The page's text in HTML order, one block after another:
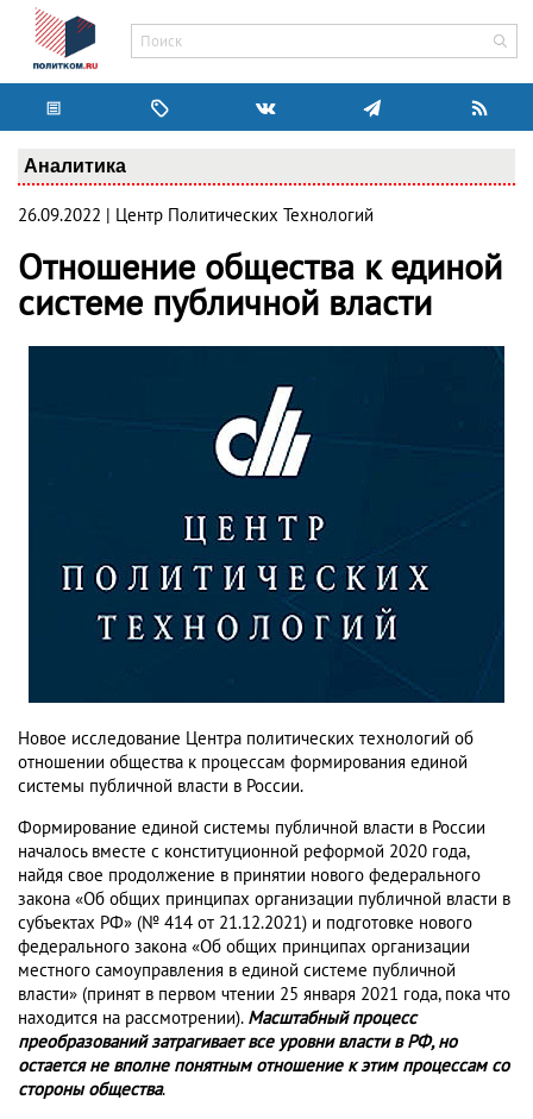
Аналитика
26.09.2022 | Центр Политических Технологий
Отношение общества к единой
системе публичной власти
Новое исследование Центра политических технологий об
отношении общества к процессам формирования единой
системы публичной власти в России.
Формирование единой системы публичной власти в России
началось вместе с конституционной реформой 2020 года,
найдя свое продолжение в принятии нового федерального
закона «Об общих принципах организации публичной власти в
субъектах РФ» (№ 414 от 21.12.2021) и подготовке нового
федерального закона «Об общих принципах организации
местного самоуправления в единой системе публичной
власти» (принят в первом чтении 25 января 2021 года, пока что
находится на рассмотрении). Масштабный процесс
преобразований затрагивает все уровни власти в РФ, но
остается не вполне понятным отношение к этим процессам со
стороны общества.